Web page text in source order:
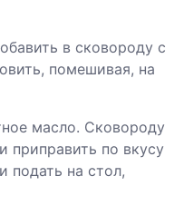
в сковороду с
помешивая, на
масло. Сковороду
приправить по вкусу
подать на стол,